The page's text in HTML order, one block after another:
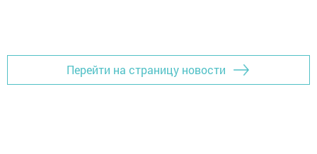
Перейти на страницу новости